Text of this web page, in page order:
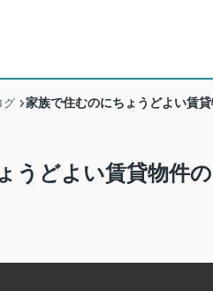
グ 家族で住むのにちょうどよい賃
うどよい賃貸物件